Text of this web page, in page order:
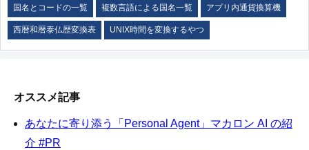
国名とコードの一覧 複数言語による国名一覧 アプリ内通貨換算機
西暦和暦泰仏歴変換表 UNIX時間を変換するやつ
オススメ記事
あなたに寄り添う「Personal Agent」マカロン AI の紹
介 #PR